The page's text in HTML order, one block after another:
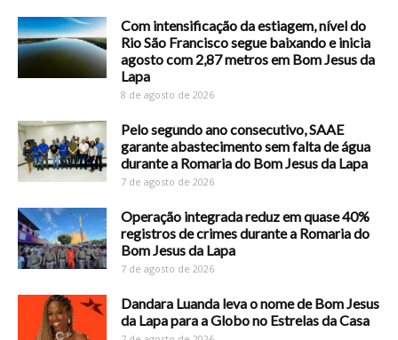
Com intensificação da estiagem, nível do
Rio São Francisco segue baixando e inicia
agosto com 2,87 metros em Bom Jesus da
Lapa
8 de agosto de 2026
Pelo segundo ano consecutivo, SAAE
garante abastecimento sem falta de água
durante a Romaria do Bom Jesus da Lapa
7 de agosto de 2026
Operação integrada reduz em quase 40%
registros de crimes durante a Romaria do
Bom Jesus da Lapa
7 de agosto de 2026
Dandara Luanda leva o nome de Bom Jesus
da Lapa para a Globo no Estrelas da Casa